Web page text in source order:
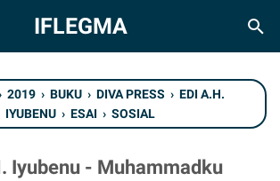
IFLEGMA
2019 › BUKU › DIVA PRESS › EDI A.H.
IYUBENU › ESAI › SOSIAL
Iyubenu - Muhammadku